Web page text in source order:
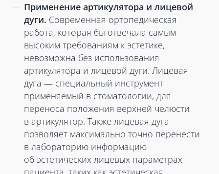
Применение артикулятора и лицевой
дуги. Современная ортопедическая
работа, которая бы отвечала самым
высоким требованиям к эстетике,
невозможна без использования
артикулятора и лицевой дуги. Лицевая
дуга — специальный инструмент
применяемый в стоматологии, для
переноса положения верхней челюсти
в артикулятор. Также лицевая дуга
позволяет максимально точно перенести
в лабораторию информацию
об эстетических лицевых параметрах